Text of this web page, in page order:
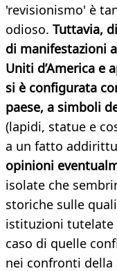
'revisionismo' è
odioso. Tuttavia,
di manifestazioni
Uniti d’America e
si è configurata
paese, a simboli
(lapidi, statue e
a un fatto
opinioni
isolate che
storiche sulle
istituzioni tutelate
caso di quelle
nei confronti della